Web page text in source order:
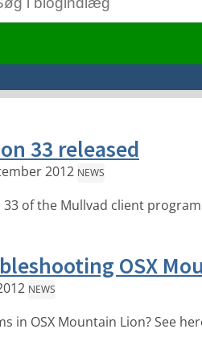
du skriver
33 released
2012 NEWS
33 of the Mullvad client
OSX
NEWS
in OSX Mountain Lion? See